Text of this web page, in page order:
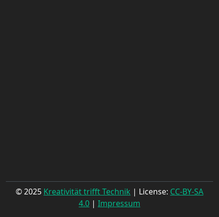
© 2025 Kreativität trifft Technik | License: CC-BY-SA
4.0 | Impressum